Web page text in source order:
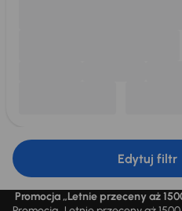
Edytuj filtr
Promocja „Letnie przeceny aż